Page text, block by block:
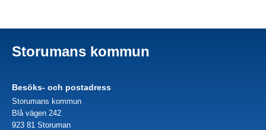
Storumans kommun
Besöks- och postadress
Storumans kommun
Blå vägen 242
923 81 Storuman